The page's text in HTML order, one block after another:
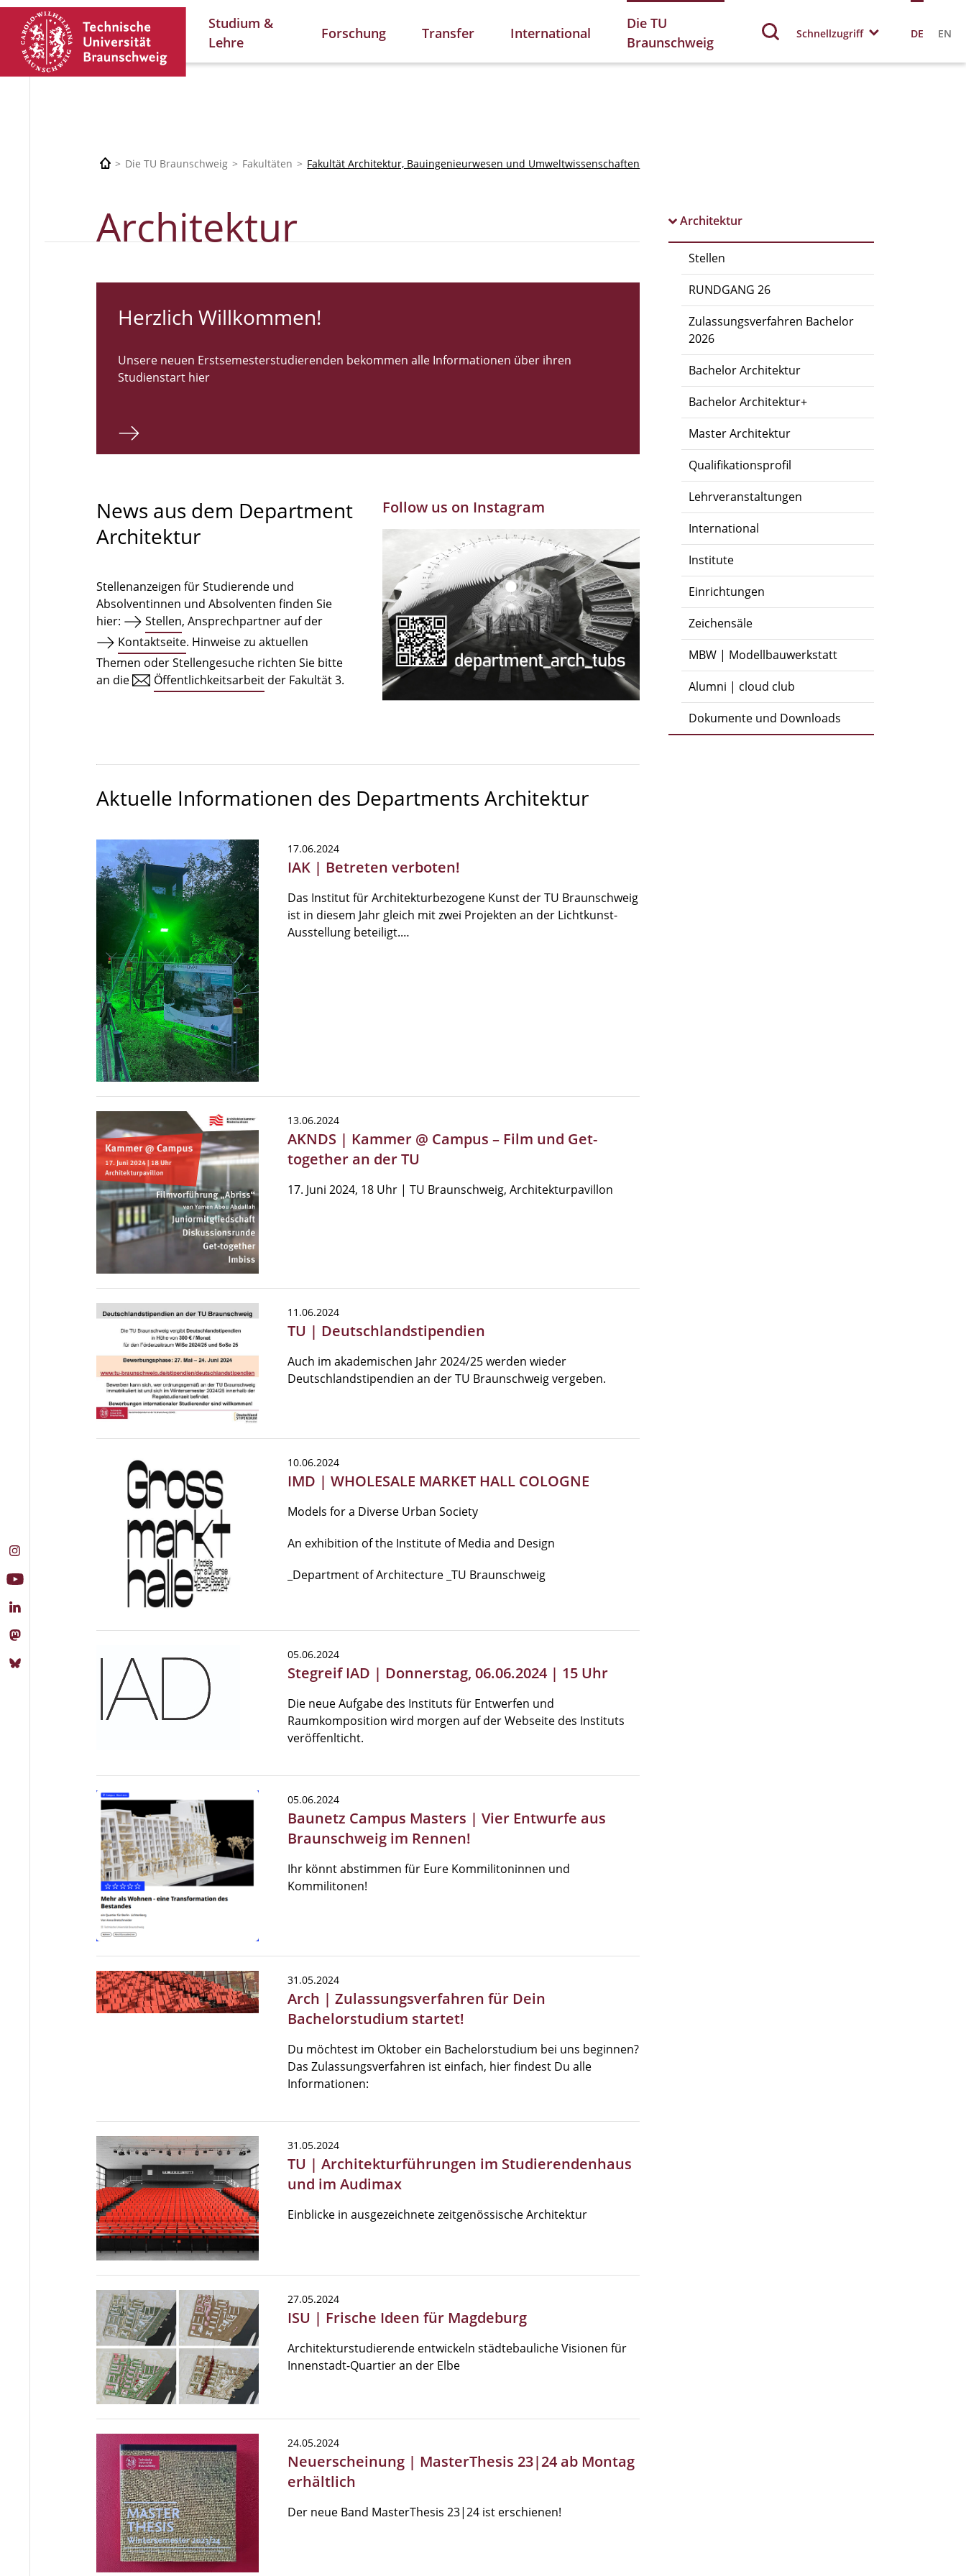
Studium &
Lehre
Forschung Transfer International
Die TU
Braunschweig
Schnellzugriff DE EN
Die TU Braunschweig Fakultäten Fakultät Architektur, Bauingenieurwesen und Umweltwissenschaften
Architektur
Stellen
RUNDGANG 26
Zulassungsverfahren Bachelor
2026
Bachelor Architektur
Bachelor Architektur+
Master Architektur
Qualifikationsprofil
Lehrveranstaltungen
International
Institute
Einrichtungen
Zeichensäle
MBW | Modellbauwerkstatt
Alumni | cloud club
Dokumente und Downloads
Architektur
Herzlich Willkommen!
Unsere neuen Erstsemesterstudierenden bekommen alle Informationen über ihren
Studienstart hier
News aus dem Department
Architektur
Stellenanzeigen für Studierende und
Absolventinnen und Absolventen finden Sie
hier:
Stellen, Ansprechpartner auf der
Kontaktseite. Hinweise zu aktuellen
Themen oder Stellengesuche richten Sie bitte
an die
Öffentlichkeitsarbeit der Fakultät 3.
Follow us on Instagram
Aktuelle Informationen des Departments Architektur
17.06.2024
IAK | Betreten verboten!
Das Institut für Architekturbezogene Kunst der TU Braunschweig
ist in diesem Jahr gleich mit zwei Projekten an der Lichtkunst-
Ausstellung beteiligt.…
13.06.2024
AKNDS | Kammer @ Campus – Film und Get-
together an der TU
17. Juni 2024, 18 Uhr | TU Braunschweig, Architekturpavillon
11.06.2024
TU | Deutschlandstipendien
Auch im akademischen Jahr 2024/25 werden wieder
Deutschlandstipendien an der TU Braunschweig vergeben.
10.06.2024
IMD | WHOLESALE MARKET HALL COLOGNE
Models for a Diverse Urban Society
An exhibition of the Institute of Media and Design
_Department of Architecture _TU Braunschweig
05.06.2024
Stegreif IAD | Donnerstag, 06.06.2024 | 15 Uhr
Die neue Aufgabe des Instituts für Entwerfen und
Raumkomposition wird morgen auf der Webseite des Instituts
veröffenlticht.
05.06.2024
Baunetz Campus Masters | Vier Entwurfe aus
Braunschweig im Rennen!
Ihr könnt abstimmen für Eure Kommilitoninnen und
Kommilitonen!
31.05.2024
Arch | Zulassungsverfahren für Dein
Bachelorstudium startet!
Du möchtest im Oktober ein Bachelorstudium bei uns beginnen?
Das Zulassungsverfahren ist einfach, hier findest Du alle
Informationen:
31.05.2024
TU | Architekturführungen im Studierendenhaus
und im Audimax
Einblicke in ausgezeichnete zeitgenössische Architektur
27.05.2024
ISU | Frische Ideen für Magdeburg
Architekturstudierende entwickeln städtebauliche Visionen für
Innenstadt-Quartier an der Elbe
24.05.2024
Neuerscheinung | MasterThesis 23|24 ab Montag
erhältlich
Der neue Band MasterThesis 23|24 ist erschienen!